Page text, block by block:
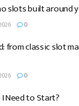
slots built around
0
from classic slot
0
Need to Start?